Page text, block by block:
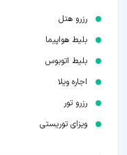
رزرو هتل
بلیط هواپیما
بلیط اتوبوس
اجاره ویلا
رزرو تور
ویزای توریستی